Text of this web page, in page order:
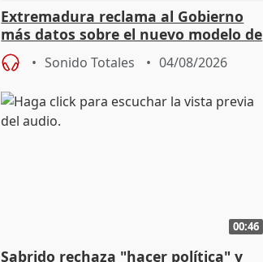
Extremadura reclama al Gobierno
más datos sobre el nuevo modelo de
financiación
Sonido Totales 04/08/2026
00:46
Sabrido rechaza "hacer política" y